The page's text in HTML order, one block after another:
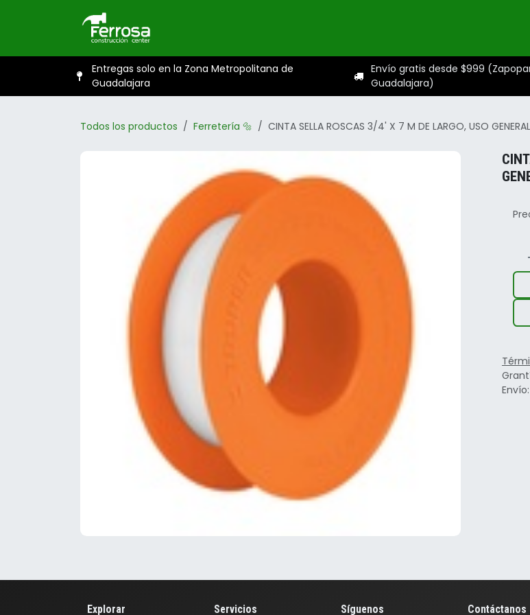
Entregas solo en la Zona Metropolitana de
Guadalajara
Envío gratis desde $999
Guadalajara)
Todos los productos Ferretería 🔩 CINTA SELLA ROSCAS 3/4' X 7 M DE LARGO, USO
Explorar Servicios Síguenos Contáctanos